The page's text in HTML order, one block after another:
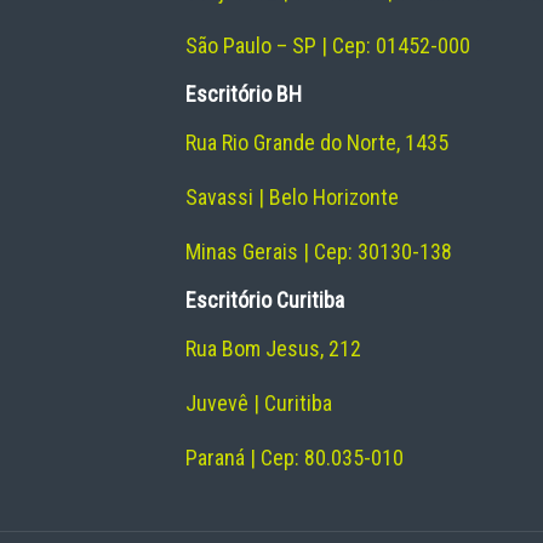
São Paulo – SP | Cep: 01452-000
Escritório BH
Rua Rio Grande do Norte, 1435
Savassi | Belo Horizonte
Minas Gerais | Cep: 30130-138
Escritório Curitiba
Rua Bom Jesus, 212
Juvevê | Curitiba
Paraná | Cep: 80.035-010